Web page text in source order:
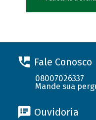
Fale Conosco
08007026337
Mande sua
Ouvidoria